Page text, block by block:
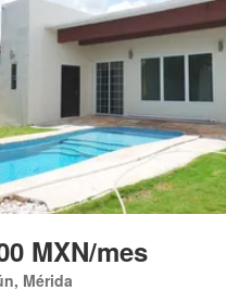
MXN/mes
Mérida